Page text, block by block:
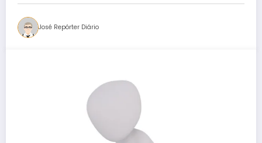
José Repórter Diário